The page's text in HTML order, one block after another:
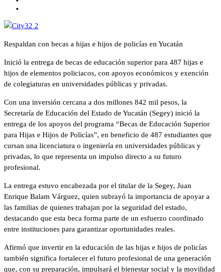
Respaldan con becas a hijas e hijos de policías en Yucatán
Inició la entrega de becas de educación superior para 487 hijas e
hijos de elementos policiacos, con apoyos económicos y exención
de colegiaturas en universidades públicas y privadas.
Con una inversión cercana a dos millones 842 mil pesos, la
Secretaría de Educación del Estado de Yucatán (Segey) inició la
entrega de los apoyos del programa “Becas de Educación Superior
para Hijas e Hijos de Policías”, en beneficio de 487 estudiantes que
cursan una licenciatura o ingeniería en universidades públicas y
privadas, lo que representa un impulso directo a su futuro
profesional.
La entrega estuvo encabezada por el titular de la Segey, Juan
Enrique Balam Várguez, quien subrayó la importancia de apoyar a
las familias de quienes trabajan por la seguridad del estado,
destacando que esta beca forma parte de un esfuerzo coordinado
entre instituciones para garantizar oportunidades reales.
Afirmó que invertir en la educación de las hijas e hijos de policías
también significa fortalecer el futuro profesional de una generación
que, con su preparación, impulsará el bienestar social y la movilidad